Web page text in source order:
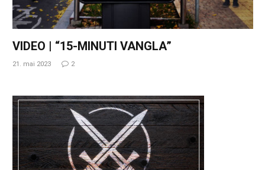
VIDEO | “15-MINUTI VANGLA”
21. mai 2023 2